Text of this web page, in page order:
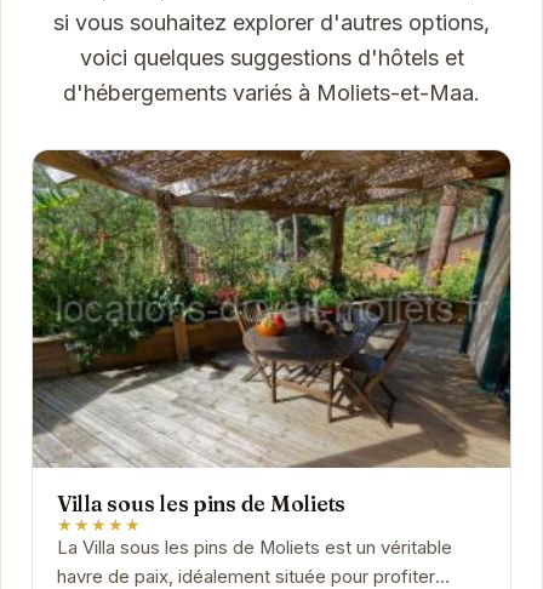
si vous souhaitez explorer d'autres options,
voici quelques suggestions d'hôtels et
d'hébergements variés à Moliets-et-Maa.
Villa sous les pins de Moliets
★★★★★
La Villa sous les pins de Moliets est un véritable
havre de paix, idéalement située pour profiter